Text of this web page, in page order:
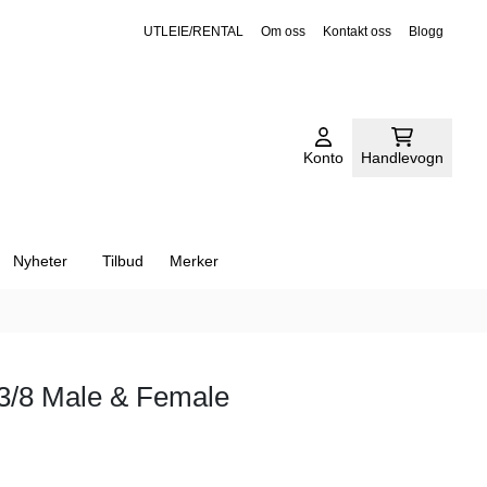
UTLEIE/RENTAL Om oss Kontakt oss Blogg
Konto Handlevogn
Nyheter Tilbud Merker
8 Male & Female